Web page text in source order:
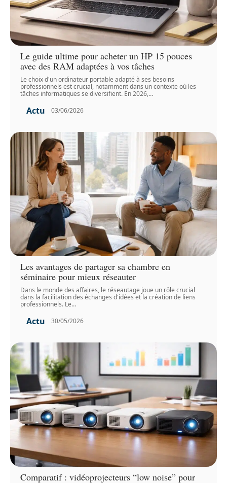
Le guide ultime pour acheter un HP 15 pouces
avec des RAM adaptées à vos tâches
Le choix d'un ordinateur portable adapté à ses besoins
professionnels est crucial, notamment dans un contexte où les
tâches informatiques se diversifient. En 2026,…
Actu 03/06/2026
Les avantages de partager sa chambre en
séminaire pour mieux réseauter
Dans le monde des affaires, le réseautage joue un rôle crucial
dans la facilitation des échanges d'idées et la création de liens
professionnels. Le…
Actu 30/05/2026
Comparatif : vidéoprojecteurs “low noise” pour